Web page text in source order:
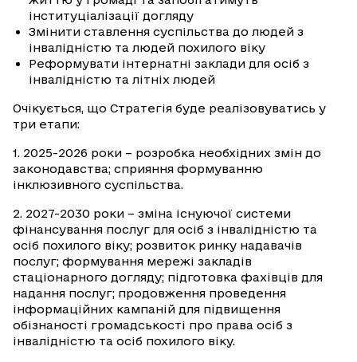
інституціалізації догляду
Змінити ставлення суспільства до людей з
інвалідністю та людей похилого віку
Реформувати інтернатні заклади для осіб з
інвалідністю та літніх людей
Очікується, що Стратегія буде реалізовуватись у
три етапи:
1. 2025-2026 роки – розробка необхідних змін до
законодавства; сприяння формуванню
інклюзивного суспільства.
2. 2027-2030 роки – зміна існуючої системи
фінансування послуг для осіб з інвалідністю та
осіб похилого віку; розвиток ринку надавачів
послуг; формування мережі закладів
стаціонарного догляду; підготовка фахівців для
надання послуг; продовження проведення
інформаційних кампаній для підвищення
обізнаності громадськості про права осіб з
інвалідністю та осіб похилого віку.